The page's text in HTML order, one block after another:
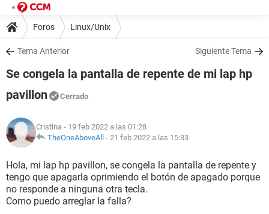
Foros Linux/Unix
Tema Anterior Siguiente Tema
Se congela la pantalla de repente de mi lap hp
pavillon
Cerrado
Cristina - 19 feb 2022 a las 01:28
TheOneAboveAll - 21 feb 2022 a las 15:33
Hola, mi lap hp pavillon, se congela la pantalla de repente y
tengo que apagarla oprimiendo el botón de apagado porque
no responde a ninguna otra tecla.
Como puedo arreglar la falla?